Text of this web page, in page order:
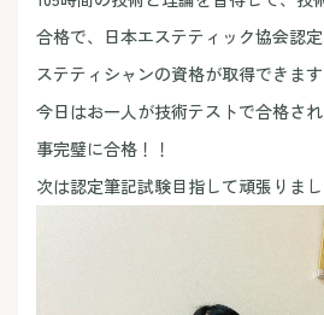
合格で、日本エステティック協会認
ステティシャンの資格が取得できます
今日はお一人が技術テストで合格
事完璧に合格！！
次は認定筆記試験目指して頑張りま